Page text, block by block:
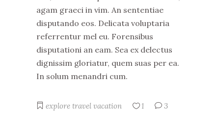
agam graeci in vim. An sententiae
disputando eos. Delicata voluptaria
referrentur mel eu. Forensibus
disputationi an eam. Sea ex delectus
dignissim gloriatur, quem suas per ea.
In solum menandri cum.
explore travel vacation 1 3